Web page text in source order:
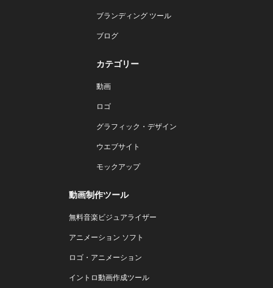
ブランディング ツール
ブログ
カテゴリー
動画
ロゴ
グラフィック・デザイン
ウエブサイト
モックアップ
動画制作ツール
無料音楽ビジュアライザー
アニメーション ソフト
ロゴ・アニメーション
イントロ動画作成ツール